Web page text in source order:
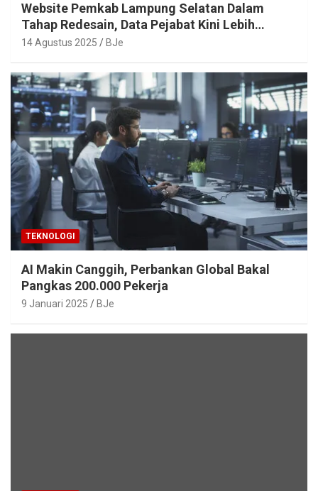
Website Pemkab Lampung Selatan Dalam
Tahap Redesain, Data Pejabat Kini Lebih
Mudah Diakses
14 Agustus 2025 BJe
TEKNOLOGI
AI Makin Canggih, Perbankan Global Bakal
Pangkas 200.000 Pekerja
9 Januari 2025 BJe